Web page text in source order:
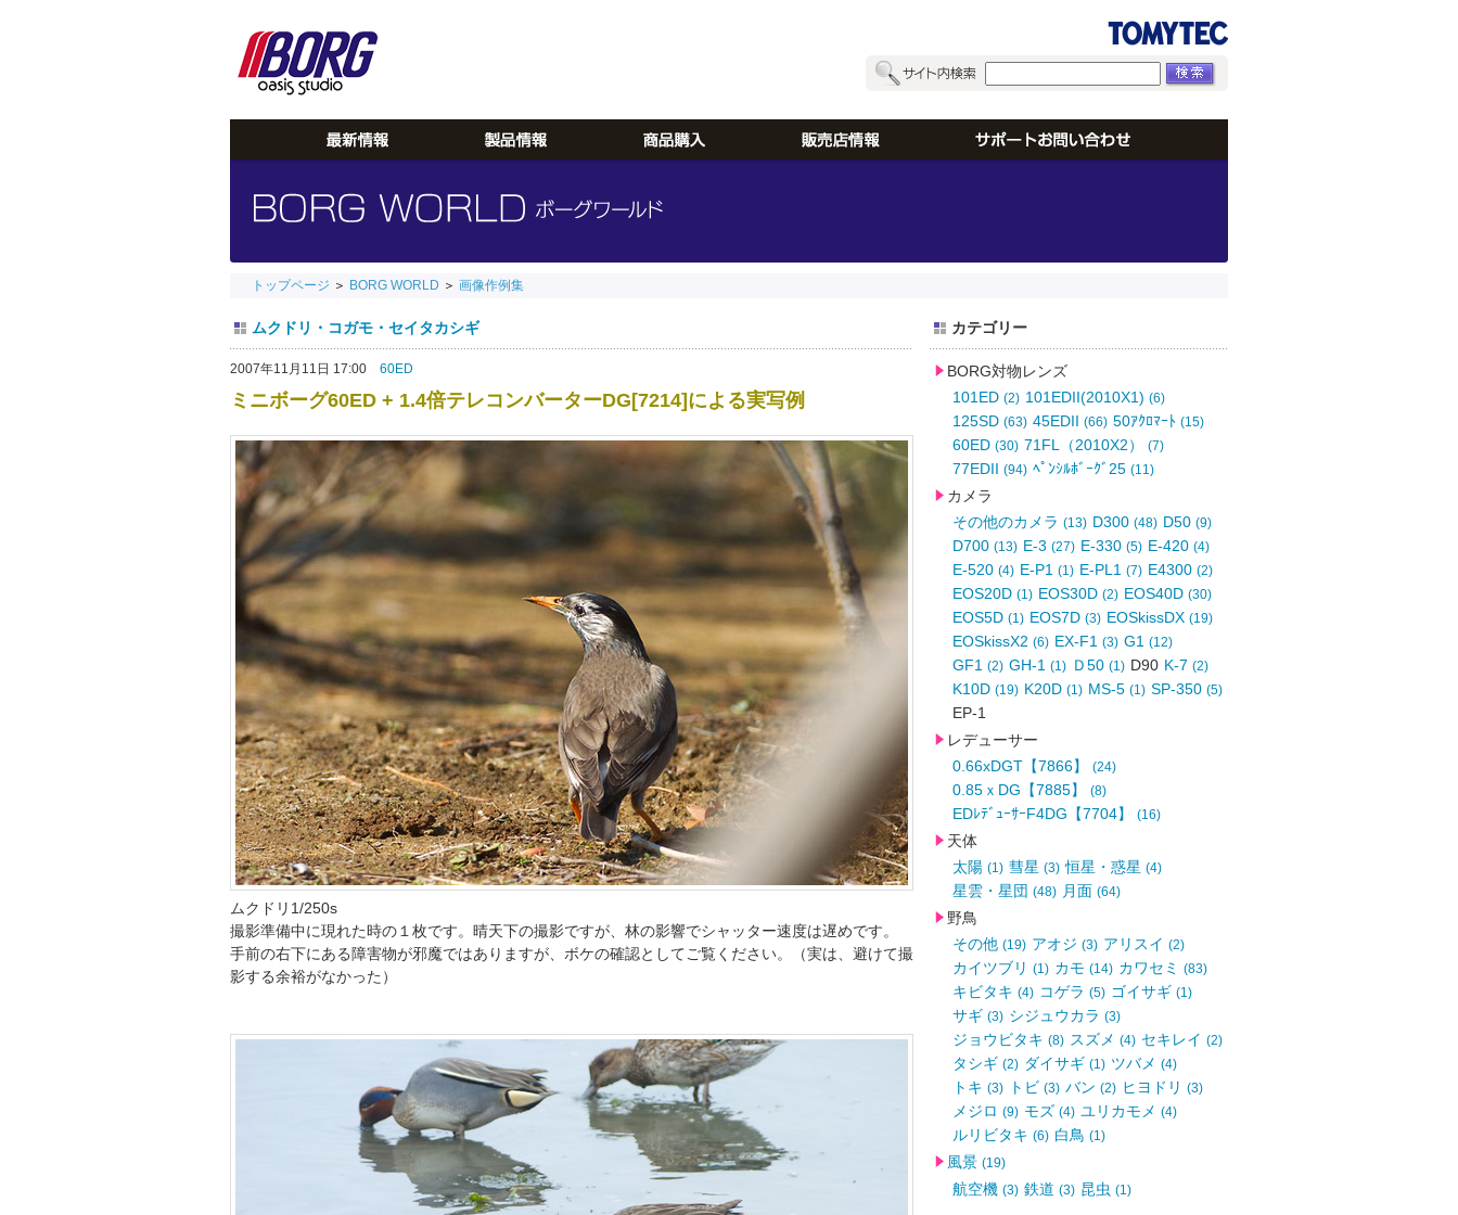
トップページ ＞ BORG WORLD ＞ 画像作例集
ムクドリ・コガモ・セイタカシギ
2007年11月11日 17:00 60ED
ミニボーグ60ED + 1.4倍テレコンバーターDG[7214]による実写例
ムクドリ1/250s
撮影準備中に現れた時の１枚です。晴天下の撮影ですが、林の影響でシャッター速度は遅めです。
手前の右下にある障害物が邪魔ではありますが、ボケの確認としてご覧ください。（実は、避けて撮
影する余裕がなかった）
カテゴリー
BORG対物レンズ
101ED (2) 101EDII(2010X1) (6)
125SD (63) 45EDII (66) 50ｱｸﾛﾏｰﾄ (15)
60ED (30) 71FL（2010X2） (7)
77EDII (94) ﾍﾟﾝｼﾙﾎﾞｰｸﾞ25 (11)
カメラ
その他のカメラ (13) D300 (48) D50 (9)
D700 (13) E-3 (27) E-330 (5) E-420 (4)
E-520 (4) E-P1 (1) E-PL1 (7) E4300 (2)
EOS20D (1) EOS30D (2) EOS40D (30)
EOS5D (1) EOS7D (3) EOSkissDX (19)
EOSkissX2 (6) EX-F1 (3) G1 (12)
GF1 (2) GH-1 (1) Ｄ50 (1) D90 K-7 (2)
K10D (19) K20D (1) MS-5 (1) SP-350 (5)
EP-1
レデューサー
0.66xDGT【7866】
(24)
0.85ｘDG【7885】 (8)
EDﾚﾃﾞｭｰｻｰF4DG【7704】 (16)
天体
太陽 (1) 彗星 (3) 恒星・惑星 (4)
星雲・星団 (48) 月面 (64)
野鳥
その他 (19) アオジ (3) アリスイ (2)
カイツブリ (1) カモ (14) カワセミ (83)
キビタキ (4) コゲラ (5) ゴイサギ (1)
サギ (3) シジュウカラ (3)
ジョウビタキ (8) スズメ (4) セキレイ (2)
タシギ (2) ダイサギ (1) ツバメ (4)
トキ (3) トビ (3) バン (2) ヒヨドリ (3)
メジロ (9) モズ (4) ユリカモメ (4)
ルリビタキ (6) 白鳥 (1)
風景 (19)
航空機 (3) 鉄道 (3) 昆虫 (1)